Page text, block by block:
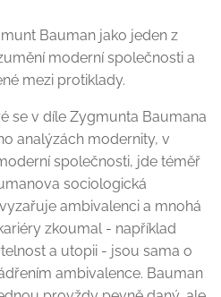
Bauman jako jeden z
moderní společnosti a
mezi protiklady.
se v díle Zygmunta Baumana
analýzách modernity, v
společnosti, jde téměř
sociologická
ambivalenci a mnohá
zkoumal - například
a utopii - jsou sama o
ambivalence. Bauman